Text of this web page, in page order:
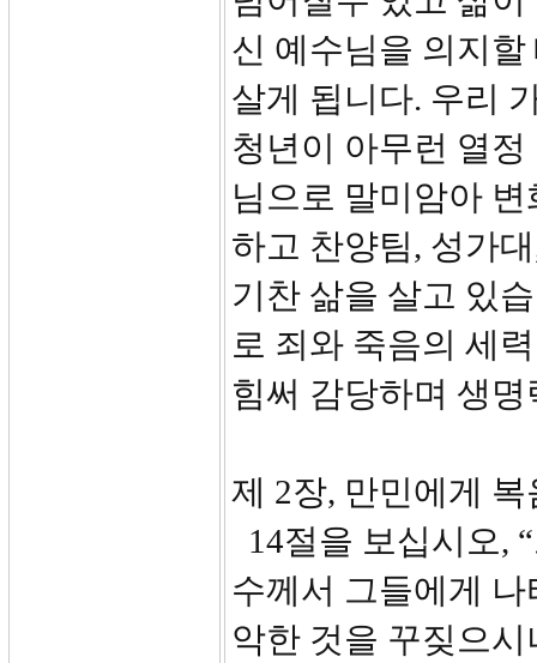
신 예수님을 의지
살게 됩니다. 우리
청년이 아무런 열
님으로 말미암아
하고 찬양팀, 성가
기찬 삶을 살고 있
로 죄와 죽음의 세
힘써 감당하며 생
제 2장, 만민에게
14절을 보십시오,
수께서 그들에게
악한 것을 꾸짖으